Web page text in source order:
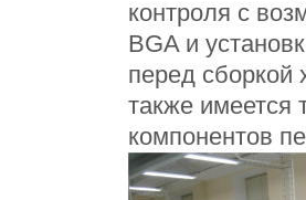
контроля с
BGA и
перед сборкой
также имеется
компонентов